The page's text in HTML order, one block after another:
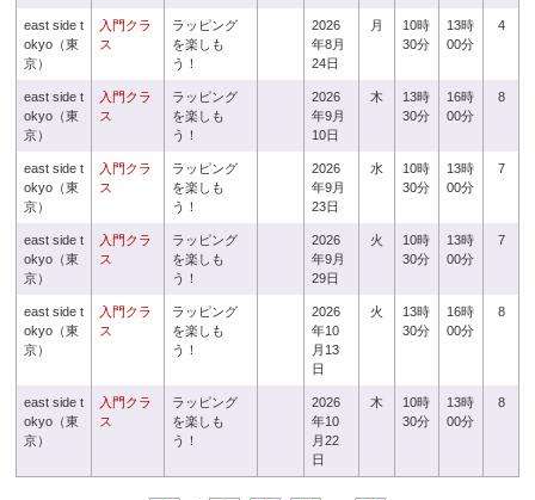
east side t
okyo（東
京）
入門クラ
ス
ラッピング
を楽しも
う！
2026
年8月
24日
月
10時
30分
13時
00分
4
east side t
okyo（東
京）
入門クラ
ス
ラッピング
を楽しも
う！
2026
年9月
10日
木
13時
30分
16時
00分
8
east side t
okyo（東
京）
入門クラ
ス
ラッピング
を楽しも
う！
2026
年9月
23日
水
10時
30分
13時
00分
7
east side t
okyo（東
京）
入門クラ
ス
ラッピング
を楽しも
う！
2026
年9月
29日
火
10時
30分
13時
00分
7
east side t
okyo（東
京）
入門クラ
ス
ラッピング
を楽しも
う！
2026
年10
月13
日
火
13時
30分
16時
00分
8
east side t
okyo（東
京）
入門クラ
ス
ラッピング
を楽しも
う！
2026
年10
月22
日
木
10時
30分
13時
00分
8